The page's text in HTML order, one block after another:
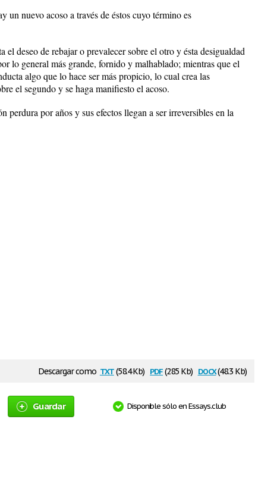
un nuevo acoso a través de éstos cuyo término es
el deseo de rebajar o prevalecer sobre el otro y ésta desigualdad
lo general más grande, fornido y malhablado; mientras que el
algo que lo hace ser más propicio, lo cual crea las
el segundo y se haga manifiesto el acoso.
perdura por años y sus efectos llegan a ser irreversibles en la
Descargar como txt(58.4 Kb) pdf(285 Kb) docx(48.3 Kb)
Guardar Disponible sólo en Essays.club